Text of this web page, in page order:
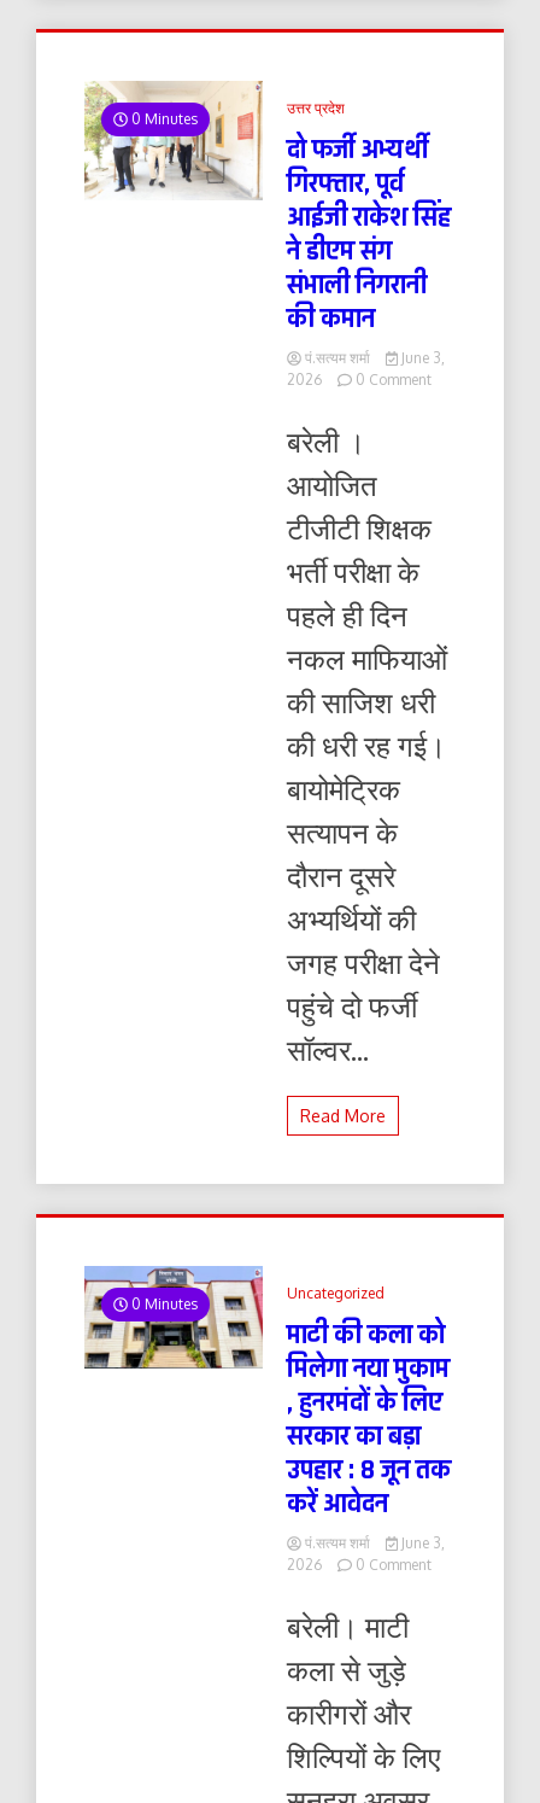
0 Minutes
उत्तर प्रदेश
दो फर्जी अभ्यर्थी
गिरफ्तार, पूर्व
आईजी राकेश सिंह
ने डीएम संग
संभाली निगरानी
की कमान
पं.सत्यम शर्मा
June 3,
2026
0 Commenton
राकेश
संभाली
निगरानी
बरेली ।
आयोजित
टीजीटी शिक्षक
भर्ती परीक्षा के
पहले ही दिन
नकल माफियाओं
की साजिश धरी
की धरी रह गई।
बायोमेट्रिक
सत्यापन के
दौरान दूसरे
अभ्यर्थियों की
जगह परीक्षा देने
पहुंचे दो फर्जी
सॉल्वर...
Read More
0 Minutes
Uncategorized
माटी की कला को
मिलेगा नया मुकाम
, हुनरमंदों के लिए
सरकार का बड़ा
उपहार : 8 जून तक
करें आवेदन
पं.सत्यम शर्मा
June 3,
2026
0 Commenton
हुनरमंदों
बरेली। माटी
कला से जुड़े
कारीगरों और
शिल्पियों के लिए